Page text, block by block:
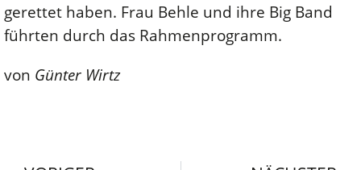
gerettet haben. Frau Behle und ihre Big Band
führten durch das Rahmenprogramm.
von Günter Wirtz